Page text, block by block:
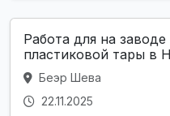
Работа для на
пластиковой тары в
Беэр Шева
22.11.2025